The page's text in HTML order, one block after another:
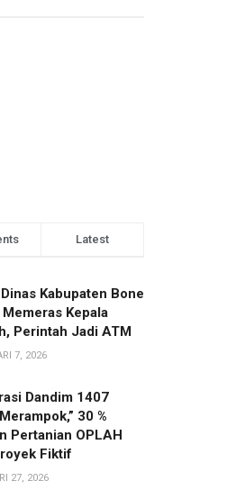
Latest
Kabupaten Bone
Memeras Kepala
Perintah Jadi ATM
7, 2026
Dandim 1407
30 %
Pertanian OPLAH
Fiktif
27, 2026